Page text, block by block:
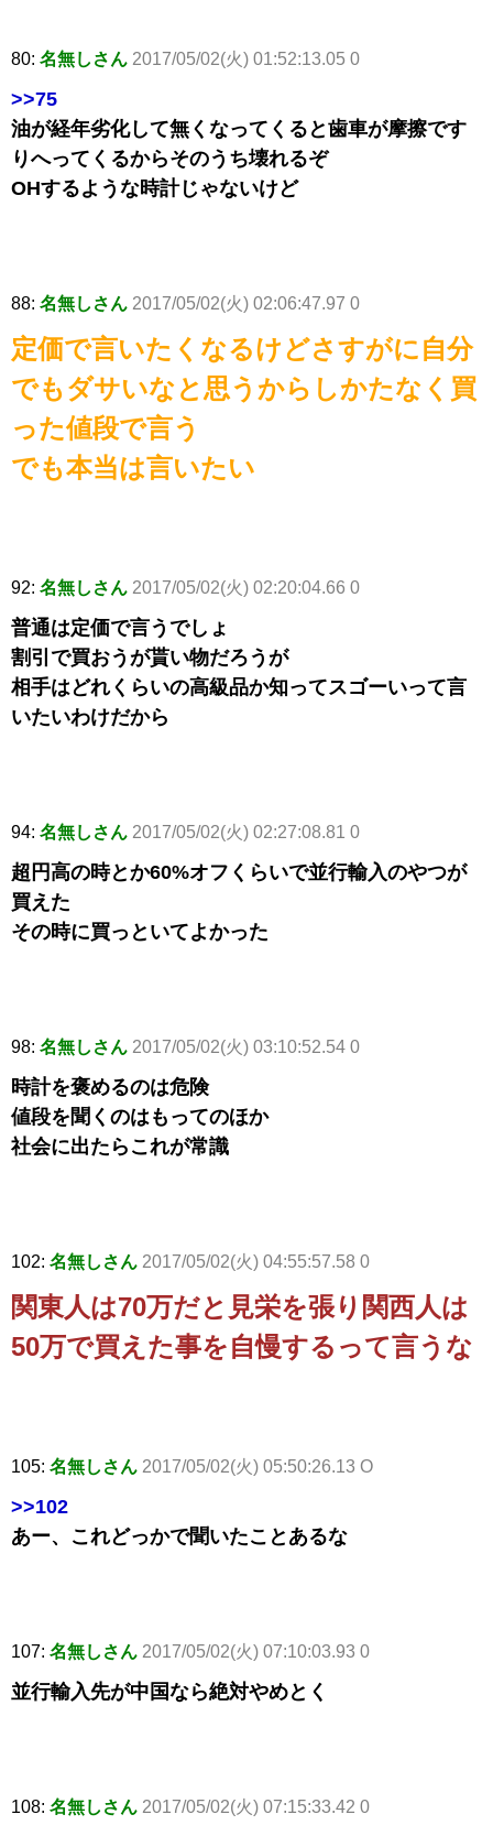
80: 名無しさん 2017/05/02(火) 01:52:13.05 0
>>75
油が経年劣化して無くなってくると歯車が摩擦です
りへってくるからそのうち壊れるぞ
OHするような時計じゃないけど
88: 名無しさん 2017/05/02(火) 02:06:47.97 0
定価で言いたくなるけどさすがに自分
でもダサいなと思うからしかたなく買
った値段で言う
でも本当は言いたい
92: 名無しさん 2017/05/02(火) 02:20:04.66 0
普通は定価で言うでしょ
割引で買おうが貰い物だろうが
相手はどれくらいの高級品か知ってスゴーいって言
いたいわけだから
94: 名無しさん 2017/05/02(火) 02:27:08.81 0
超円高の時とか60%オフくらいで並行輸入のやつが
買えた
その時に買っといてよかった
98: 名無しさん 2017/05/02(火) 03:10:52.54 0
時計を褒めるのは危険
値段を聞くのはもってのほか
社会に出たらこれが常識
102: 名無しさん 2017/05/02(火) 04:55:57.58 0
関東人は70万だと見栄を張り関西人は
50万で買えた事を自慢するって言うな
105: 名無しさん 2017/05/02(火) 05:50:26.13 O
>>102
あー、これどっかで聞いたことあるな
107: 名無しさん 2017/05/02(火) 07:10:03.93 0
並行輸入先が中国なら絶対やめとく
108: 名無しさん 2017/05/02(火) 07:15:33.42 0